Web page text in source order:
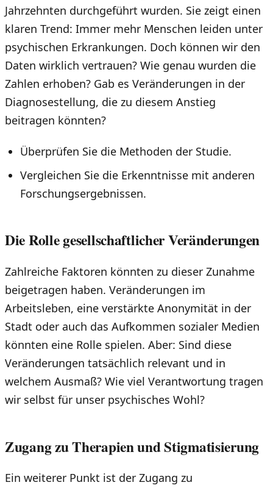
Jahrzehnten durchgeführt wurden. Sie zeigt einen
klaren Trend: Immer mehr Menschen leiden unter
psychischen Erkrankungen. Doch können wir den
Daten wirklich vertrauen? Wie genau wurden die
Zahlen erhoben? Gab es Veränderungen in der
Diagnosestellung, die zu diesem Anstieg
beitragen könnten?
Überprüfen Sie die Methoden der Studie.
Vergleichen Sie die Erkenntnisse mit anderen
Forschungsergebnissen.
Die Rolle gesellschaftlicher Veränderungen
Zahlreiche Faktoren könnten zu dieser Zunahme
beigetragen haben. Veränderungen im
Arbeitsleben, eine verstärkte Anonymität in der
Stadt oder auch das Aufkommen sozialer Medien
könnten eine Rolle spielen. Aber: Sind diese
Veränderungen tatsächlich relevant und in
welchem Ausmaß? Wie viel Verantwortung tragen
wir selbst für unser psychisches Wohl?
Zugang zu Therapien und Stigmatisierung
Ein weiterer Punkt ist der Zugang zu